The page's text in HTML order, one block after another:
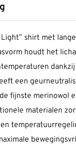
Light” shirt met
houdt het
een
fijnste merinowol
materialen